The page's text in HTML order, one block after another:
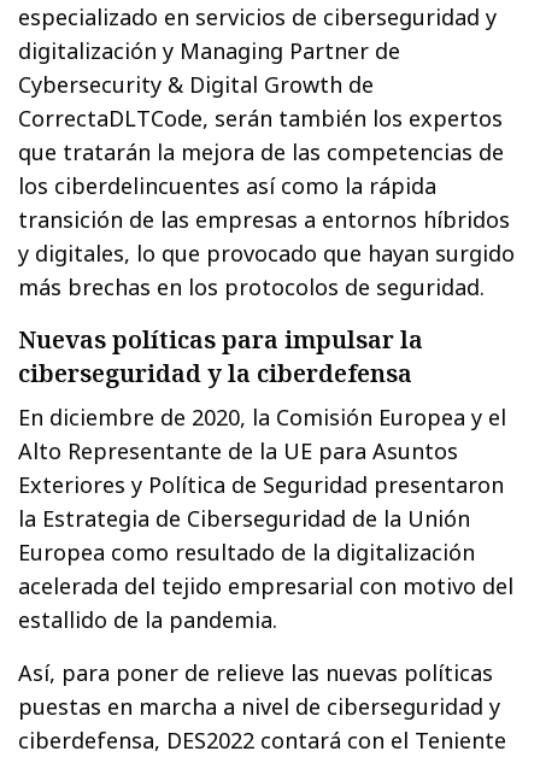
especializado en servicios de ciberseguridad y
digitalización y Managing Partner de
Cybersecurity & Digital Growth de
CorrectaDLTCode, serán también los expertos
que tratarán la mejora de las competencias de
los ciberdelincuentes así como la rápida
transición de las empresas a entornos híbridos
y digitales, lo que provocado que hayan surgido
más brechas en los protocolos de seguridad.
Nuevas políticas para impulsar la
ciberseguridad y la ciberdefensa
En diciembre de 2020, la Comisión Europea y el
Alto Representante de la UE para Asuntos
Exteriores y Política de Seguridad presentaron
la Estrategia de Ciberseguridad de la Unión
Europea como resultado de la digitalización
acelerada del tejido empresarial con motivo del
estallido de la pandemia.
Así, para poner de relieve las nuevas políticas
puestas en marcha a nivel de ciberseguridad y
ciberdefensa, DES2022 contará con el Teniente